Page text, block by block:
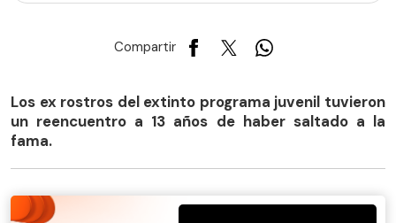
Compartir
Los ex rostros del extinto programa juvenil tuvieron
un reencuentro a 13 años de haber saltado a la
fama.